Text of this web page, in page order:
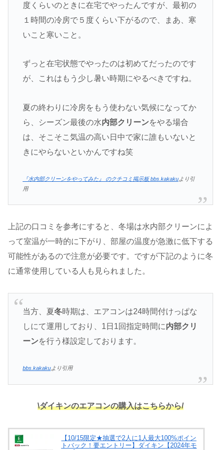
度くらいのときに在宅でやったんですが、最初の
１時間の冷房で５度くらい下がるので、まあ、寒
いこと寒いこと。
ずっと在宅状態でやったのは初めてだったのです
が、これはもう少し暑い時期にやるべきですね。
夏の終わりに冷房をもう使わない気候になってか
ら、シーズン最後の水内部クリーンをやる場合
は、そこそこ気温の高い日中で家に誰もいないと
きにやらないといかんですね笑
『水内部クリーンをやってみた』 のクチコミ掲示板 bbs.kakakuより引
用
上記の口コミを参考にすると、冬場は水内部クリーンによ
って室温が一時的に下がり、部屋の温度が急激に低下する
可能性があるので注意が必要です。ですが下記のように冬
に通常使用している人も見られました。
当方、夏冬時期は、エアコンは24時間付けっぱな
しにて運用しており、1日1回指定時間に内部クリ
ーンを行う様設定しております。
bbs.kakakuより引用
\ダイキンのエアコンの購入はこちらから/
【10/15限定★抽選で2人に1人最大100%ポイン
トバック！要エントリー】ダイキン【2024年モ